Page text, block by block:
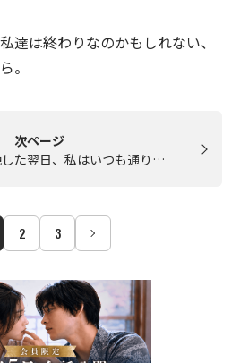
達は終わりなのかもしれない、
。
次ページ
た翌日、私はいつも通り…
2 3